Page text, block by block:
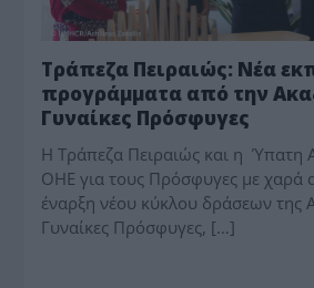
Τράπεζα Πειραιώς: Νέα
προγράμματα από την
Γυναίκες Πρόσφυγες
Η Τράπεζα Πειραιώς και η Ύπατη
ΟΗΕ για τους Πρόσφυγες με χαρά
έναρξη νέου κύκλου δράσεων της
Γυναίκες Πρόσφυγες, […]